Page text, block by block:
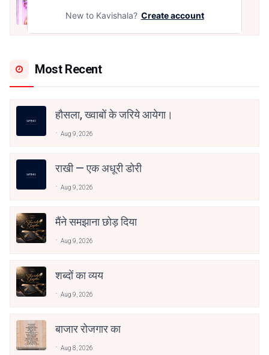
अनामिका अम्बर जैन
Most Recent
हौसला, ख्वाबों के जरिये आयेगा।
Aug 9, 2026
राखी — एक अधूरी डोरी
Aug 9, 2026
मैंने समझाना छोड़ दिया
Aug 9, 2026
शब्दों का व्यय
Aug 9, 2026
बाजार रोजगार का
Aug 8, 2026
New to Kavishala? Create account